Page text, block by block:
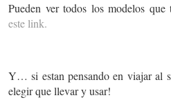
Pueden ver todos los modelos
este link.
Y… si estan pensando en viajar al
elegir que llevar y usar!